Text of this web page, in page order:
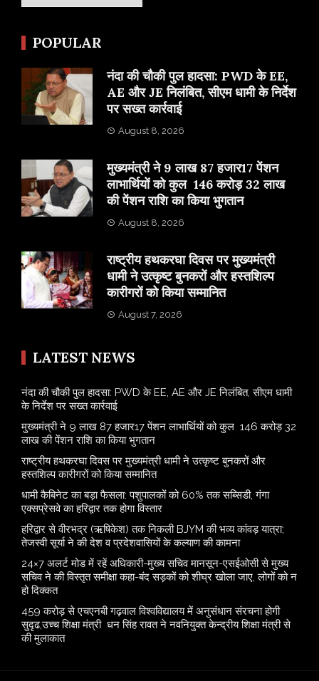
POPULAR
नंदा की चौकी पुल हादसा: PWD के EE,
AE और JE निलंबित, सीएम धामी के निर्देश
पर सख्त कार्रवाई
August 8, 2026
मुख्यमंत्री ने 9 लाख 87 हजार17 पेंशन
लाभार्थियों को कुल 146 करोड़ 32 लाख
की पेंशन राशि का किया भुगतान
August 8, 2026
राष्ट्रीय हथकरघा दिवस पर मुख्यमंत्री
धामी ने उत्कृष्ट बुनकरों और हस्तशिल्प
कारीगरों को किया सम्मानित
August 7, 2026
LATEST NEWS
नंदा की चौकी पुल हादसा: PWD के EE, AE और JE निलंबित, सीएम धामी
के निर्देश पर सख्त कार्रवाई
मुख्यमंत्री ने 9 लाख 87 हजार17 पेंशन लाभार्थियों को कुल 146 करोड़ 32
लाख की पेंशन राशि का किया भुगतान
राष्ट्रीय हथकरघा दिवस पर मुख्यमंत्री धामी ने उत्कृष्ट बुनकरों और
हस्तशिल्प कारीगरों को किया सम्मानित
​धामी कैबिनेट का बड़ा फैसला: पशुपालकों को 60% तक सब्सिडी, गंगा
एक्सप्रेसवे का हरिद्वार तक होगा विस्तार
​हरिद्वार से वीरभद्र (ऋषिकेश) तक निकली BJYM की भव्य कांवड़ यात्रा;
तेजस्वी सूर्या ने की देश व प्रदेशवासियों के कल्याण की कामना
24×7 अलर्ट मोड में रहें अधिकारी-मुख्य सचिव मानसून-एसईओसी से मुख्य
सचिव ने की विस्तृत समीक्षा कहा-बंद सड़कों को शीघ्र खोला जाए, लोगों को न
हो दिक्कत
459 करोड़ से एचएनबी गढ़वाल विश्वविद्यालय में अनुसंधान संरचना होगी
सुदृढ,उच्च शिक्षा मंत्री धन सिंह रावत ने नवनियुक्त केन्द्रीय शिक्षा मंत्री से
की मुलाकात